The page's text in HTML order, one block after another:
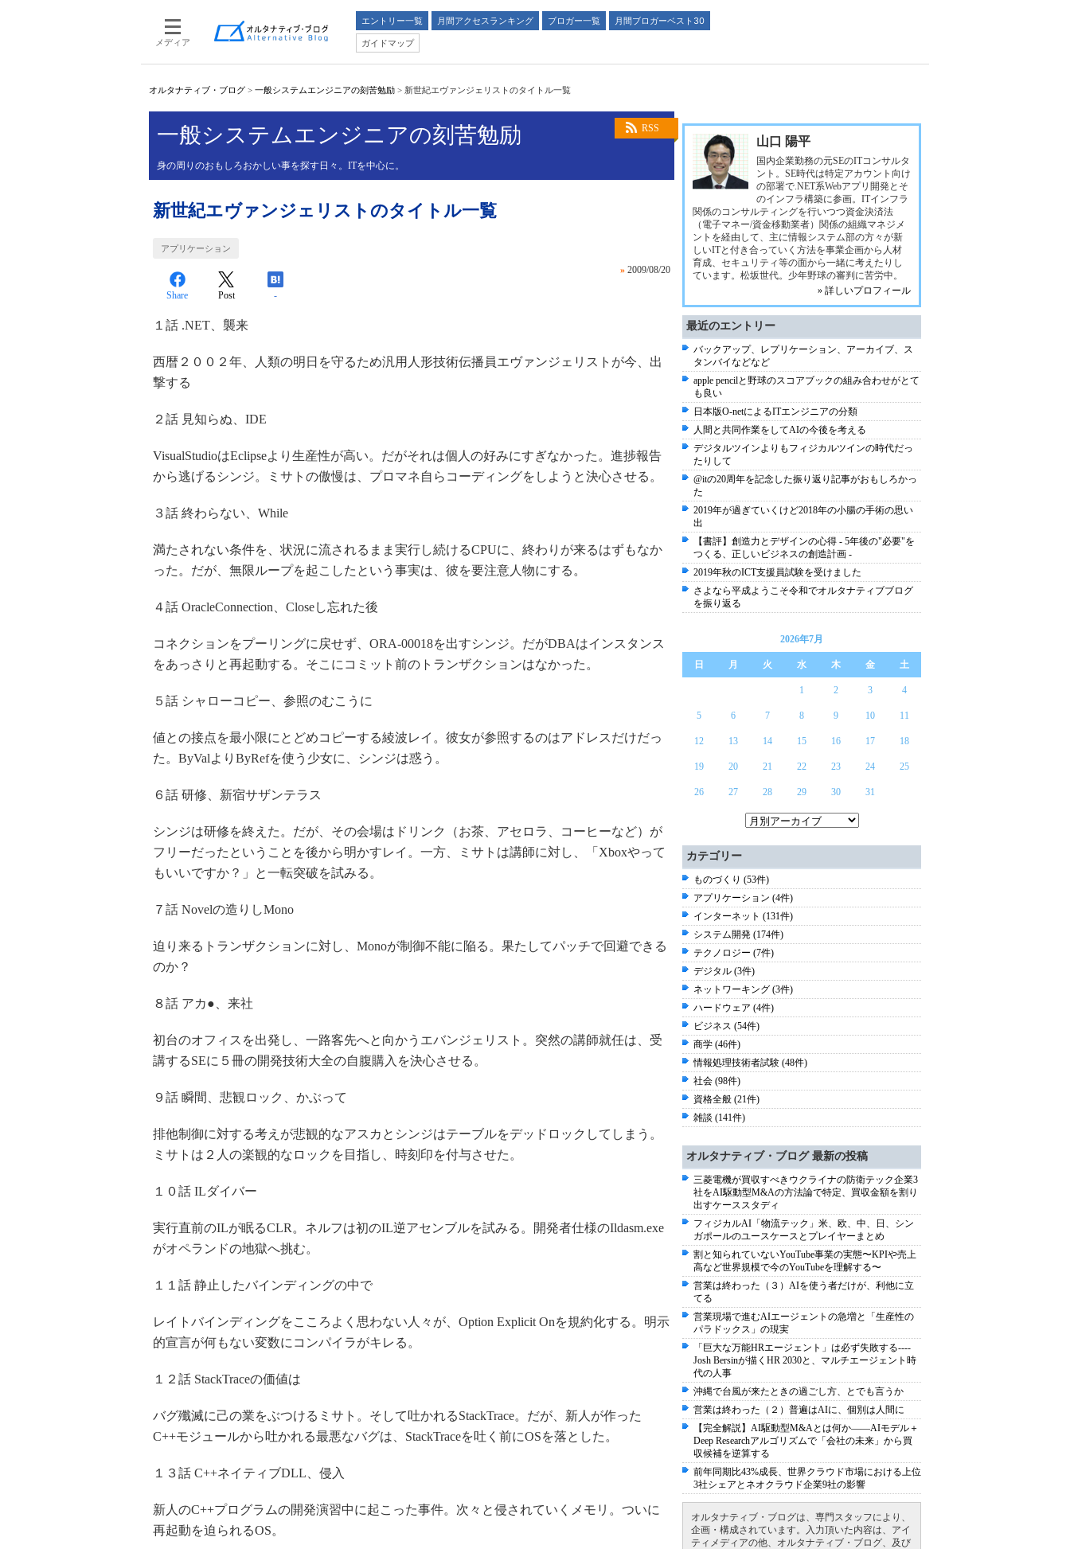
メディア
エントリー一覧 月間アクセスランキング ブロガー一覧
月間ブロガーベスト30
ガイドマップ
オルタナティブ・ブログ > 一般システムエンジニアの刻苦勉励 > 新世紀エヴァンジェリストのタイトル一覧
RSS
一般システムエンジニアの刻苦勉励
身の周りのおもしろおかしい事を探す日々。ITを中心に。
新世紀エヴァンジェリストのタイトル一覧
アプリケーション
» 2009/08/20
Share Post -
１話 .NET、襲来
西暦２００２年、人類の明日を守るため汎用人形技術伝播員エヴァンジェリストが今、出
撃する
２話 見知らぬ、IDE
VisualStudioはEclipseより生産性が高い。だがそれは個人の好みにすぎなかった。進捗報告
から逃げるシンジ。ミサトの傲慢は、プロマネ自らコーディングをしようと決心させる。
３話 終わらない、While
満たされない条件を、状況に流されるまま実行し続けるCPUに、終わりが来るはずもなか
った。だが、無限ループを起こしたという事実は、彼を要注意人物にする。
４話 OracleConnection、Closeし忘れた後
コネクションをプーリングに戻せず、ORA-00018を出すシンジ。だがDBAはインスタンス
をあっさりと再起動する。そこにコミット前のトランザクションはなかった。
５話 シャローコピー、参照のむこうに
値との接点を最小限にとどめコピーする綾波レイ。彼女が参照するのはアドレスだけだっ
た。ByValよりByRefを使う少女に、シンジは惑う。
６話 研修、新宿サザンテラス
シンジは研修を終えた。だが、その会場はドリンク（お茶、アセロラ、コーヒーなど）が
フリーだったということを後から明かすレイ。一方、ミサトは講師に対し、「Xboxやって
もいいですか？」と一転突破を試みる。
７話 Novelの造りしMono
迫り来るトランザクションに対し、Monoが制御不能に陥る。果たしてパッチで回避できる
のか？
８話 アカ●、来社
初台のオフィスを出発し、一路客先へと向かうエバンジェリスト。突然の講師就任は、受
講するSEに５冊の開発技術大全の自腹購入を決心させる。
９話 瞬間、悲観ロック、かぶって
排他制御に対する考えが悲観的なアスカとシンジはテーブルをデッドロックしてしまう。
ミサトは２人の楽観的なロックを目指し、時刻印を付与させた。
１０話 ILダイバー
実行直前のILが眠るCLR。ネルフは初のIL逆アセンブルを試みる。開発者仕様のIldasm.exe
がオペランドの地獄へ挑む。
１１話 静止したバインディングの中で
レイトバインディングをこころよく思わない人々が、Option Explicit Onを規約化する。明示
的宣言が何もない変数にコンパイラがキレる。
１２話 StackTraceの価値は
バグ殲滅に己の業をぶつけるミサト。そして吐かれるStackTrace。だが、新人が作った
C++モジュールから吐かれる最悪なバグは、StackTraceを吐く前にOSを落とした。
１３話 C++ネイティブDLL、侵入
新人のC++プログラムの開発演習中に起こった事件。次々と侵されていくメモリ。ついに
再起動を迫られるOS。
山口 陽平
国内企業勤務の元SEのITコンサルタ
ント。SE時代は特定アカウント向け
の部署で.NET系Webアプリ開発とそ
のインフラ構築に参画。ITインフラ
関係のコンサルティングを行いつつ資金決済法
（電子マネー/資金移動業者）関係の組織マネジメ
ントを経由して、主に情報システム部の方々が新
しいITと付き合っていく方法を事業企画から人材
育成、セキュリティ等の面から一緒に考えたりし
ています。松坂世代。少年野球の審判に苦労中。
» 詳しいプロフィール
最近のエントリー
バックアップ、レプリケーション、アーカイブ、ス
タンバイなどなど
apple pencilと野球のスコアブックの組み合わせがとて
も良い
日本版O-netによるITエンジニアの分類
人間と共同作業をしてAIの今後を考える
デジタルツインよりもフィジカルツインの時代だっ
たりして
@itの20周年を記念した振り返り記事がおもしろかっ
た
2019年が過ぎていくけど2018年の小腸の手術の思い
出
【書評】創造力とデザインの心得 - 5年後の"必要"を
つくる、正しいビジネスの創造計画 -
2019年秋のICT支援員試験を受けました
さよなら平成ようこそ令和でオルタナティブブログ
を振り返る
2026年7月
日 月 火 水 木 金 土
1 2 3 4
5 6 7 8 9 10 11
12 13 14 15 16 17 18
19 20 21 22 23 24 25
26 27 28 29 30 31
カテゴリー
ものづくり (53件)
アプリケーション (4件)
インターネット (131件)
システム開発 (174件)
テクノロジー (7件)
デジタル (3件)
ネットワーキング (3件)
ハードウェア (4件)
ビジネス (54件)
商学 (46件)
情報処理技術者試験 (48件)
社会 (98件)
資格全般 (21件)
雑談 (141件)
オルタナティブ・ブログ 最新の投稿
三菱電機が買収すべきウクライナの防衛テック企業3
社をAI駆動型M&Aの方法論で特定、買収金額を割り
出すケーススタディ
フィジカルAI「物流テック」米、欧、中、日、シン
ガポールのユースケースとプレイヤーまとめ
割と知られていないYouTube事業の実態〜KPIや売上
高など世界規模で今のYouTubeを理解する〜
営業は終わった（３）AIを使う者だけが、利他に立
てる
営業現場で進むAIエージェントの急増と「生産性の
パラドックス」の現実
「巨大な万能HRエージェント」は必ず失敗する----
Josh Bersinが描くHR 2030と、マルチエージェント時
代の人事
沖縄で台風が来たときの過ごし方、とでも言うか
営業は終わった（２）普遍はAIに、個別は人間に
【完全解説】AI駆動型M&Aとは何か――AIモデル＋
Deep Researchアルゴリズムで「会社の未来」から買
収候補を逆算する
前年同期比43%成長、世界クラウド市場における上位
3社シェアとネオクラウド企業9社の影響
オルタナティブ・ブログは、専門スタッフにより、
企画・構成されています。入力頂いた内容は、アイ
ティメディアの他、オルタナティブ・ブログ、及び